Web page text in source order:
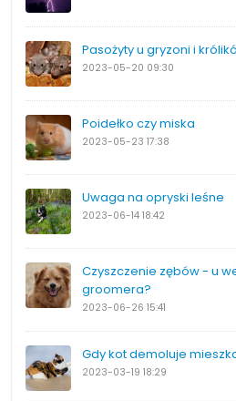
Pasożyty u gryzoni i
2023-05-20 09:30
Poidełko czy miska
2023-05-23 17:38
Uwaga na opryski leśne
2023-06-14 18:42
Czyszczenie zębów - u
groomera?
2023-06-26 15:41
Gdy kot demoluje
2023-03-19 18:29